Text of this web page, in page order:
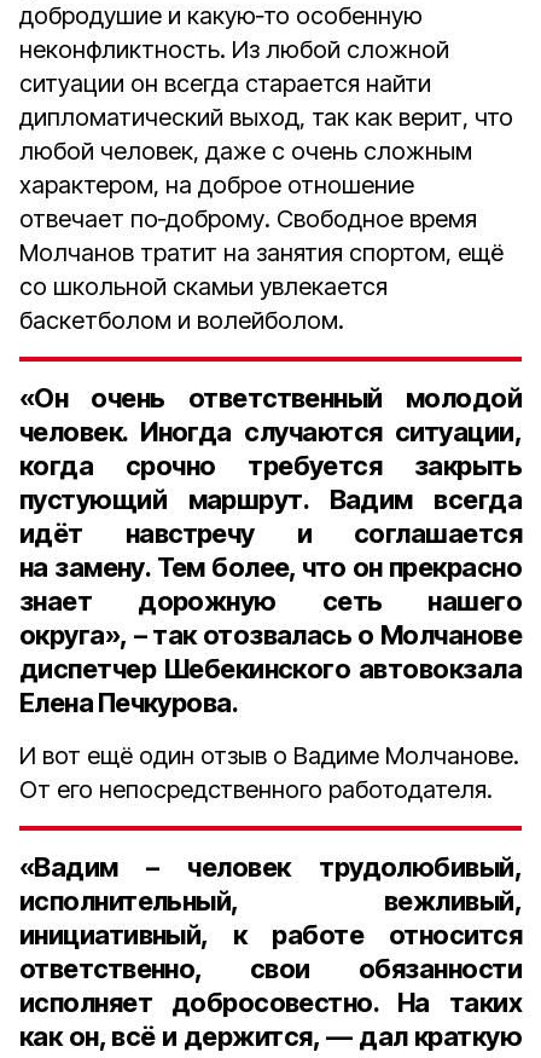
добродушие и какую‑то особенную
неконфликтность. Из любой сложной
ситуации он всегда старается найти
дипломатический выход, так как верит, что
любой человек, даже с очень сложным
характером, на доброе отношение
отвечает по‑доброму. Свободное время
Молчанов тратит на занятия спортом, ещё
со школьной скамьи увлекается
баскетболом и волейболом.
«Он очень ответственный молодой
человек. Иногда случаются ситуации,
когда срочно требуется закрыть
пустующий маршрут. Вадим всегда
идёт навстречу и соглашается
на замену. Тем более, что он прекрасно
знает дорожную сеть нашего
округа», – так отозвалась о Молчанове
диспетчер Шебекинского автовокзала
Елена Печкурова.
И вот ещё один отзыв о Вадиме Молчанове.
От его непосредственного работодателя.
«Вадим – человек трудолюбивый,
исполнительный, вежливый,
инициативный, к работе относится
ответственно, свои обязанности
исполняет добросовестно. На таких
как он, всё и держится, — дал краткую